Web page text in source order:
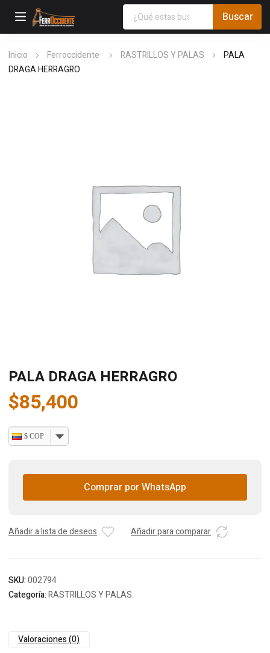
Inicio Ferroccidente RASTRILLOS Y PALAS
PALA
DRAGA HERRAGRO
PALA DRAGA HERRAGRO
$85,400
$ COP
Comprar por WhatsApp
Añadir a lista de deseos Añadir para comparar
SKU:002794
Categoría:RASTRILLOS Y PALAS
Valoraciones (0)